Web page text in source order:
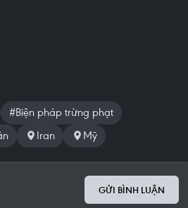
#Biện pháp trừng phạt
Iran Mỹ
GỬI BÌNH LUẬN